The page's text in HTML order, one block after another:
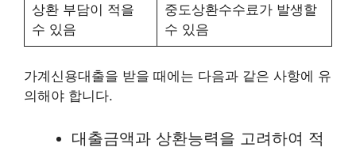
상환 부담이 적을
수 있음
중도상환수수료가 발생할
수 있음
가계신용대출을 받을 때에는 다음과 같은 사항에 유
의해야 합니다.
대출금액과 상환능력을 고려하여 적